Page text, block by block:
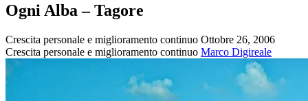
Ogni Alba – Tagore
Crescita personale e miglioramento continuo Ottobre 26, 2006
Crescita personale e miglioramento continuo Marco Digireale